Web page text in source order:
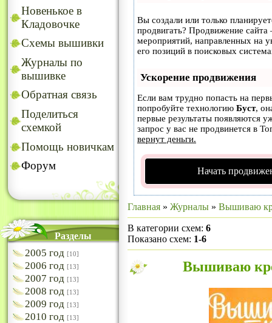
Новенькое в
Кладовочке
Схемы вышивки
Журналы по
вышивке
Обратная связь
Поделиться
схемкой
Помощь новичкам
Форум
Разделы
2005 год [10]
2006 год [13]
2007 год [13]
2008 год [13]
2009 год [13]
2010 год [13]
Вы создали или только
продвигать? Продвижение сайта
мероприятий, направленных на
его позиций в поисковых
Ускорение продвижения
Если вам трудно попасть на
попробуйте технологию Буст,
первые результаты появляются
запрос у вас не продвинется в
вернут деньги.
Начать
Главная » Журналы » Вышиваю
В категории схем: 6
Показано схем: 1-6
Вышиваю